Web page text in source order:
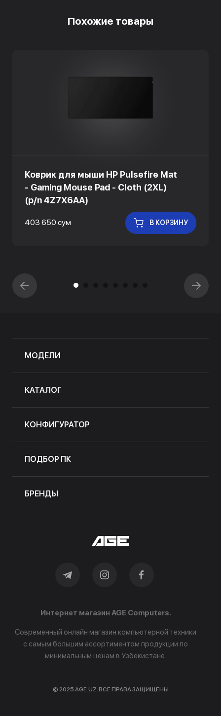
Похожие товары
Коврик для мыши HP Pulsefire Mat
- Gaming Mouse Pad - Cloth (2XL)
(p/n 4Z7X6AA)
403 650 сум В КОРЗИНУ
МОДЕЛИ
КАТАЛОГ
КОНФИГУРАТОР
ПОДБОР ПК
БРЕНДЫ
Интернет магазин AGE Computers.
Современный онлайн магазин компьютерной техники
с самым большим ассортиментом продукции по
минимальным ценам в Узбекистане.
© 2025 AGE.UZ. ВСЕ ПРАВА ЗАЩИЩЕНЫ